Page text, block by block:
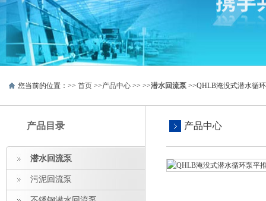
您当前的位置：>> 首页 >>产品中心 >> >>潜水回流泵 >>QHLB淹没式潜水循
产品目录
潜水回流泵
污泥回流泵
产品中心